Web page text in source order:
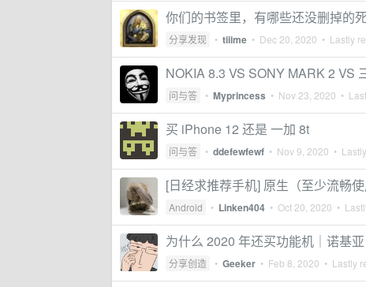
你们的书签里，有哪些还没删掉的死
分享发现 • tiiime • Dec 20, 2020 • Lastly
NOKIA 8.3 VS SONY MARK 2 VS
问与答 • Myprincess • Nov 23, 2020 •
买 iPhone 12 还是 一加 8t
问与答 • ddefewfewf • Nov 9, 2020 •
[日经求推荐手机] 原生（至少流畅
Android • Linken404 • Oct 20, 2020 •
为什么 2020 年还买功能机｜诺基
分享创造 • Geeker • Feb 8, 2020 • Lastly